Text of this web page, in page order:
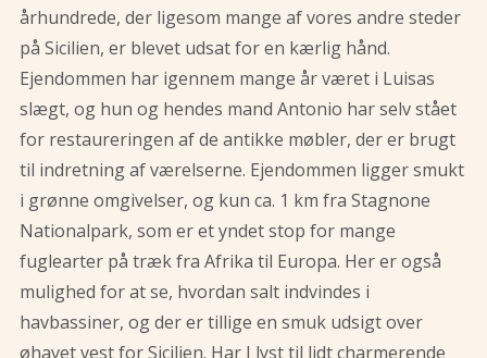
århundrede, der ligesom mange af vores andre steder
på Sicilien, er blevet udsat for en kærlig hånd.
Ejendommen har igennem mange år været i Luisas
slægt, og hun og hendes mand Antonio har selv stået
for restaureringen af de antikke møbler, der er brugt
til indretning af værelserne. Ejendommen ligger smukt
i grønne omgivelser, og kun ca. 1 km fra Stagnone
Nationalpark, som er et yndet stop for mange
fuglearter på træk fra Afrika til Europa. Her er også
mulighed for at se, hvordan salt indvindes i
havbassiner, og der er tillige en smuk udsigt over
øhavet vest for Sicilien. Har I lyst til lidt charmerende